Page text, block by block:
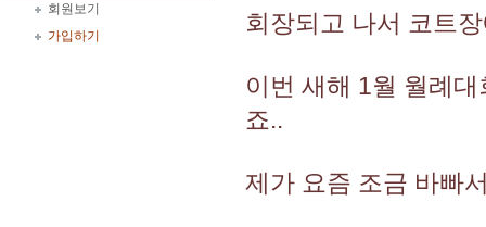
회원보기
가입하기
회장되고 나서 코트
이번 새해 1월 월례
죠..
제가 요즘 조금 바빠